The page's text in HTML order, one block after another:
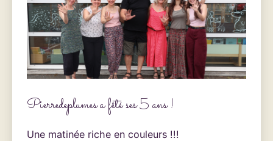
Pierredeplumes a fêté ses 5 ans !
Une matinée riche en couleurs !!!